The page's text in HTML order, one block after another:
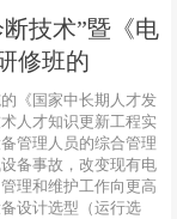
技术”暨《电
修班的
《国家中长期人才发
人才知识更新工程实
管理人员的综合管理
备事故，改变现有电
理和维护工作向更高
设计选型（运行选